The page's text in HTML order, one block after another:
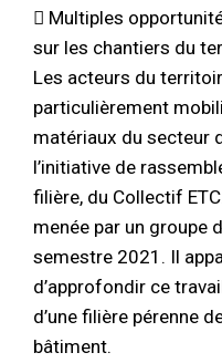
 Multiples
sur les chantiers du
Les acteurs du
particulièrement
matériaux du secteur
l’initiative de
filière, du Collectif
menée par un groupe
semestre 2021. Il
d’approfondir ce
d’une filière pérenne
bâtiment.